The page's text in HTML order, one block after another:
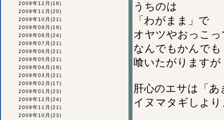
2009年12月 (18)
2009年11月 (20)
2009年10月 (21)
2009年09月 (19)
2009年08月 (24)
2009年07月 (21)
2009年06月 (21)
2009年05月 (21)
2009年04月 (19)
2009年03月 (21)
2009年02月 (17)
2009年01月 (23)
2008年12月 (24)
2008年11月 (21)
2008年10月 (23)
うちのは
「わがまま」で
オヤツやおっこ
なんでもかんでも
喰いたがりますが
肝心のエサは「
イヌマタギしよ